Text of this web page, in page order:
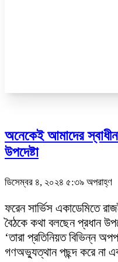
অনেকেই আমাদের
উপদেষ্টা
ডিসেম্বর ৪, ২০২৪ ৫:৩৯ অপরাহ্ণ
ফরেন সার্ভিস একাডেমিতে
বৈঠকে কথা বলছেন প্রধান
‘তারা প্রতিনিয়ত বিভিন্ন
গণঅভ্যুত্থান পছন্দ করে না